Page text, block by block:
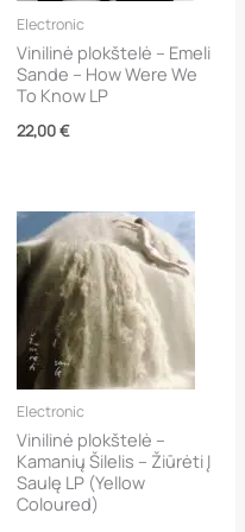
Electronic
Vinilinė plokštelė – Emeli
Sande – How Were We
To Know LP
22,00€
Electronic
Vinilinė plokštelė –
Kamanių Šilelis – Žiūrėti Į
Saulę LP (Yellow
Coloured)